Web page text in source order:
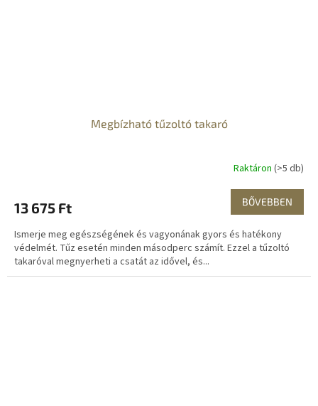
Megbízható tűzoltó takaró
Raktáron (>5 db)
13 675 Ft BŐVEBBEN
Ismerje meg egészségének és vagyonának gyors és hatékony
védelmét. Tűz esetén minden másodperc számít. Ezzel a tűzoltó
takaróval megnyerheti a csatát az idővel, és...